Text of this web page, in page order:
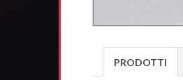
PRODOTTI